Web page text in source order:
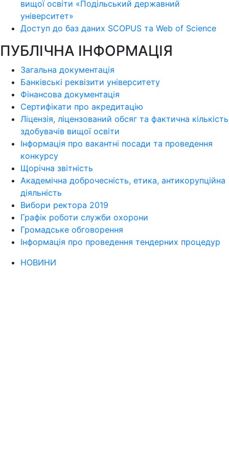
вищої освіти «Подільський державний
університет»
Доступ до баз даних SCOPUS та Web of Science
ПУБЛІЧНА ІНФОРМАЦІЯ
Загальна документація
Банківські реквізити університету
Фінансова документація
Сертифікати про акредитацію
Ліцензія, ліцензований обсяг та фактична кількість
здобувачів вищої освіти
Інформація про вакантні посади та проведення
конкурсу
Щорічна звітність
Академічна доброчесність, етика, антикорупційна
діяльність
Вибори ректора 2019
Графік роботи служби охорони
Громадське обговорення
Інформація про проведення тендерних процедур
НОВИНИ